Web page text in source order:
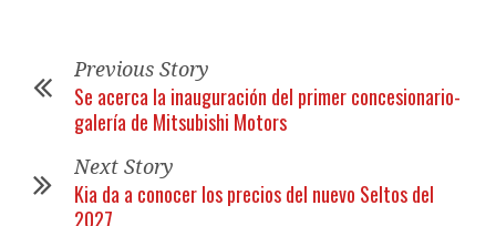
Previous Story
Se acerca la inauguración del primer concesionario-
galería de Mitsubishi Motors
Next Story
Kia da a conocer los precios del nuevo Seltos del
2027